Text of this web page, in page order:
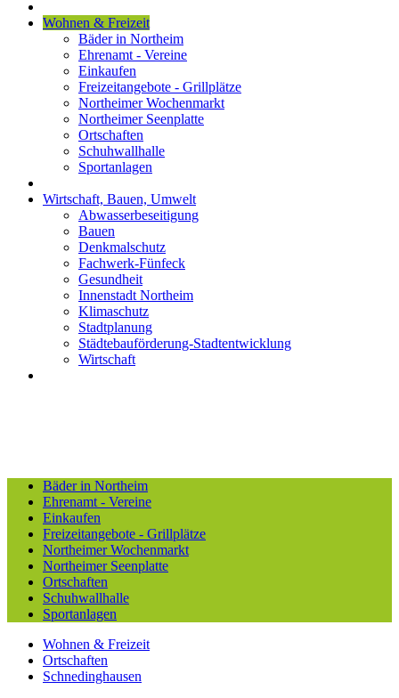
Wohnen & Freizeit
Bäder in Northeim
Ehrenamt - Vereine
Einkaufen
Freizeitangebote - Grillplätze
Northeimer Wochenmarkt
Northeimer Seenplatte
Ortschaften
Schuhwallhalle
Sportanlagen
Wirtschaft, Bauen, Umwelt
Abwasserbeseitigung
Bauen
Denkmalschutz
Fachwerk-Fünfeck
Gesundheit
Innenstadt Northeim
Klimaschutz
Stadtplanung
Städtebauförderung-Stadtentwicklung
Wirtschaft
Bäder in Northeim
Ehrenamt - Vereine
Einkaufen
Freizeitangebote - Grillplätze
Northeimer Wochenmarkt
Northeimer Seenplatte
Ortschaften
Schuhwallhalle
Sportanlagen
Wohnen & Freizeit
Ortschaften
Schnedinghausen